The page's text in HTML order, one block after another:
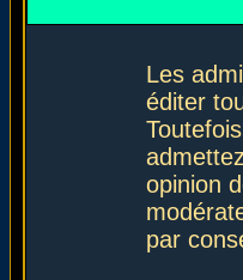
Les
éditer
opinion
par